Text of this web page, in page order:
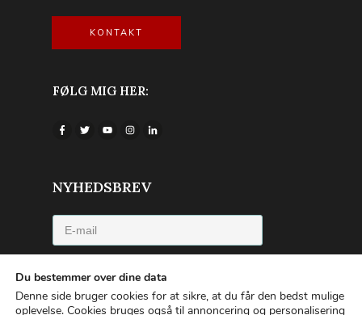
KONTAKT
FØLG MIG HER:
NYHEDSBREV
TILMELD NYHEDSBREVET
Du bestemmer over dine data
Denne side bruger cookies for at sikre, at du får den bedst mulige
oplevelse. Cookies bruges også til annoncering og personalisering